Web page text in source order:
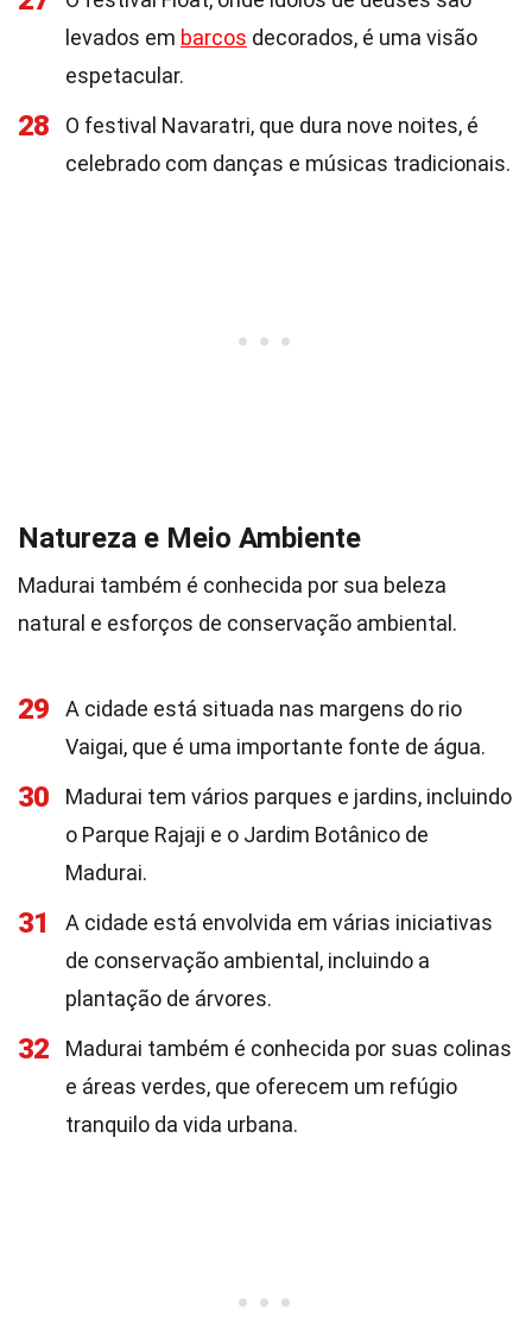
levados em barcos decorados, é uma visão
espetacular.
28
O festival Navaratri, que dura nove noites, é
celebrado com danças e músicas tradicionais.
Natureza e Meio Ambiente
Madurai também é conhecida por sua beleza
natural e esforços de conservação ambiental.
29
A cidade está situada nas margens do rio
Vaigai, que é uma importante fonte de água.
30
Madurai tem vários parques e jardins, incluindo
o Parque Rajaji e o Jardim Botânico de
Madurai.
31
A cidade está envolvida em várias iniciativas
de conservação ambiental, incluindo a
plantação de árvores.
32
Madurai também é conhecida por suas colinas
e áreas verdes, que oferecem um refúgio
tranquilo da vida urbana.